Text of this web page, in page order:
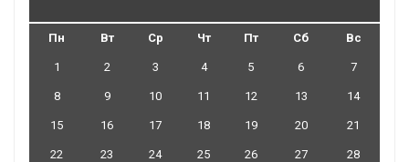
Пн Вт Ср Чт Пт Сб Вс
1 2 3 4 5 6 7
8 9 10 11 12 13 14
15 16 17 18 19 20 21
22 23 24 25 26 27 28